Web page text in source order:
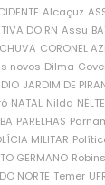
Alcaçuz
DO RN Assu
CORONEL
novos Dilma
JARDIM DE
NATAL Nilda
PARELHAS
MILITAR
GERMANO
NORTE Temer